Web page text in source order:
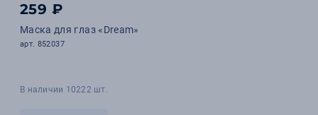
259 ₽
Маска для глаз «Dream»
арт. 852037
В наличии 10222 шт.